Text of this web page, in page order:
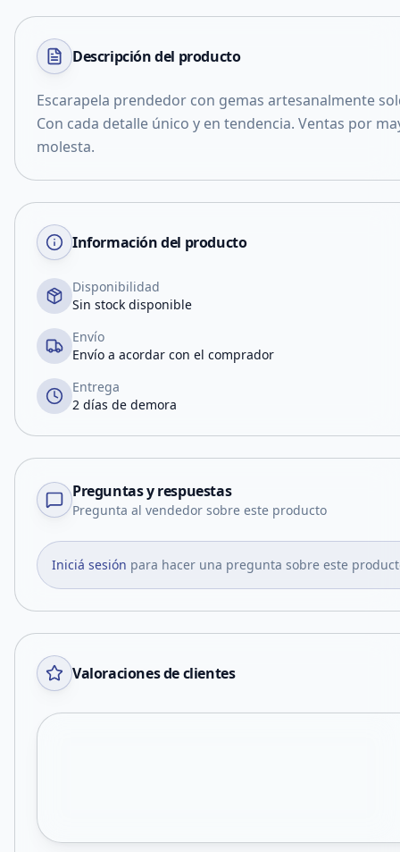
Descripción del producto
Escarapela prendedor con gemas artesanalmente
Con cada detalle único y en tendencia. Ventas por
molesta.
Información del producto
Disponibilidad
Sin stock disponible
Envío
Envío a acordar con el comprador
Entrega
2 días de demora
Preguntas y respuestas
Pregunta al vendedor sobre este producto
Iniciá sesión para hacer una pregunta sobre este
Valoraciones de clientes